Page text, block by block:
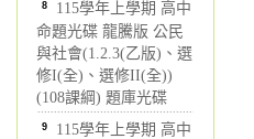
8 115學年上學期 高中
命題光碟 龍騰版 公民
與社會(1.2.3(乙版)、選
修I(全)、選修II(全))
(108課綱) 題庫光碟
9 115學年上學期 高中